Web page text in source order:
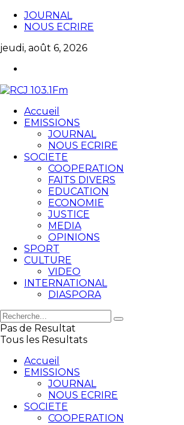
JOURNAL
NOUS ECRIRE
jeudi, août 6, 2026
Accueil
EMISSIONS
JOURNAL
NOUS ECRIRE
SOCIETE
COOPERATION
FAITS DIVERS
EDUCATION
ECONOMIE
JUSTICE
MEDIA
OPINIONS
SPORT
CULTURE
VIDEO
INTERNATIONAL
DIASPORA
Pas de Resultat
Tous les Resultats
Accueil
EMISSIONS
JOURNAL
NOUS ECRIRE
SOCIETE
COOPERATION